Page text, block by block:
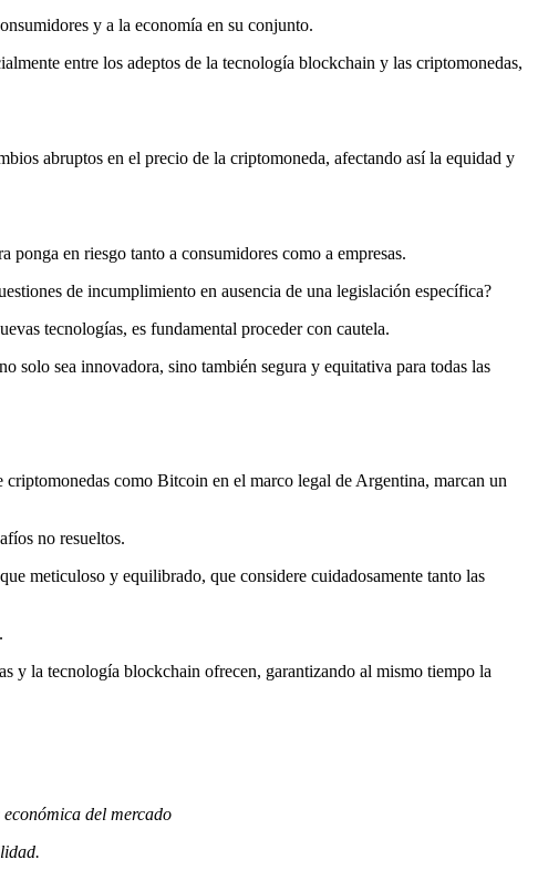
y a la economía en su conjunto.
entre los adeptos de la tecnología blockchain y las criptomonedas,
abruptos en el precio de la criptomoneda, afectando así la equidad y
en riesgo tanto a consumidores como a empresas.
de incumplimiento en ausencia de una legislación específica?
tecnologías, es fundamental proceder con cautela.
solo sea innovadora, sino también segura y equitativa para todas las
como Bitcoin en el marco legal de Argentina, marcan un
no resueltos.
meticuloso y equilibrado, que considere cuidadosamente tanto las
y la tecnología blockchain ofrecen, garantizando al mismo tiempo la
del mercado